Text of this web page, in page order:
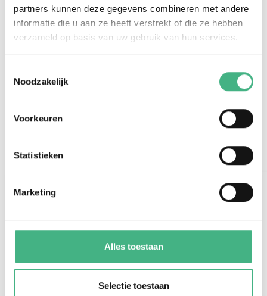
partners kunnen deze gegevens combineren met andere
informatie die u aan ze heeft verstrekt of die ze hebben
verzameld op basis van uw gebruik van hun services.
Noodzakelijk
Voorkeuren
Statistieken
Marketing
Alles toestaan
Selectie toestaan
jongerenwerk@minters.nl
010 435 10 22
Al onze activiteiten
#jongeren